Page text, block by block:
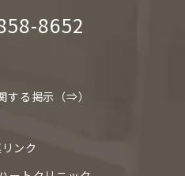
8652
する掲示（⇒）
ンク